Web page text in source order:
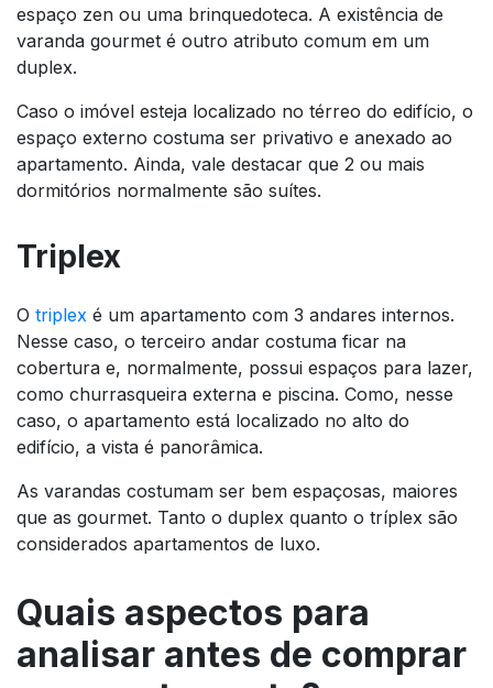
espaço zen ou uma brinquedoteca. A existência de
varanda gourmet é outro atributo comum em um
duplex.
Caso o imóvel esteja localizado no térreo do edifício, o
espaço externo costuma ser privativo e anexado ao
apartamento. Ainda, vale destacar que 2 ou mais
dormitórios normalmente são suítes.
Triplex
O triplex é um apartamento com 3 andares internos.
Nesse caso, o terceiro andar costuma ficar na
cobertura e, normalmente, possui espaços para lazer,
como churrasqueira externa e piscina. Como, nesse
caso, o apartamento está localizado no alto do
edifício, a vista é panorâmica.
As varandas costumam ser bem espaçosas, maiores
que as gourmet. Tanto o duplex quanto o tríplex são
considerados apartamentos de luxo.
Quais aspectos para
analisar antes de comprar